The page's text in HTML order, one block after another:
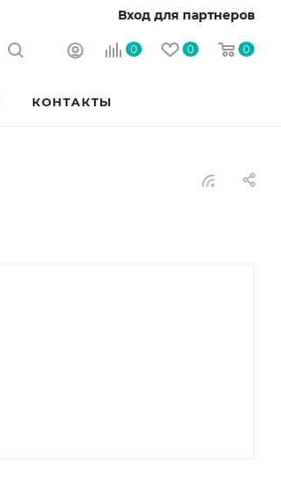
0 0 0
Вход для партнеров
КОНТАКТЫ